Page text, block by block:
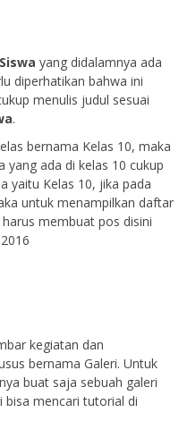
yang didalamnya ada
diperhatikan bahwa ini
menulis judul sesuai
.
bernama Kelas 10, maka
yang ada di kelas 10 cukup
yaitu Kelas 10, jika pada
untuk menampilkan daftar
membuat pos disini
kegiatan dan
bernama Galeri. Untuk
buat saja sebuah galeri
bisa mencari tutorial di